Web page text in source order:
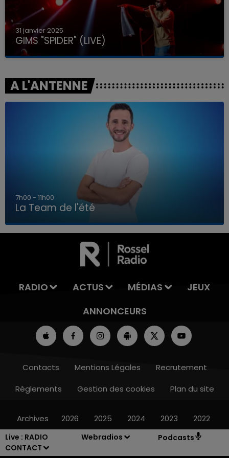
Live : RADIO
CONTACT
Webradios Podcasts
LA TEAM DE L'ÉTÉ
31 janvier 2025
GIMS "SPIDER" (LIVE)
A L'ANTENNE
7h00 - 11h00
La Team de l'été
RADIO ACTUS MÉDIAS
JEUX
ANNONCEURS
Contacts Mentions Légales
Recrutement
Règlements
Gestion des cookies Plan du site
Archives 2026 2025 2024 2023 2022